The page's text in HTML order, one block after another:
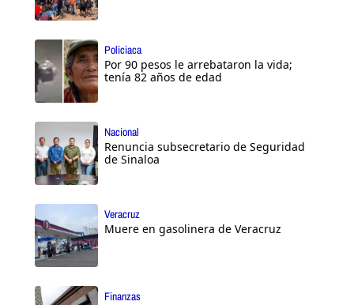
Policiaca
Por 90 pesos le arrebataron la vida;
tenía 82 años de edad
Nacional
Renuncia subsecretario de Seguridad
de Sinaloa
Veracruz
Muere en gasolinera de Veracruz
Finanzas